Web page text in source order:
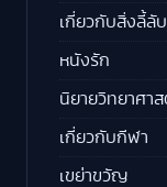
เกี่ยวกับสิ่งลี้ลับ
หนังรัก
นิยายวิทยาศา
เกี่ยวกับกีฬา
เขย่าขวัญ